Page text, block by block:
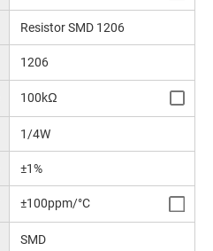
Resistor SMD 1206
1206
100kΩ
1/4W
±1%
±100ppm/°C
SMD